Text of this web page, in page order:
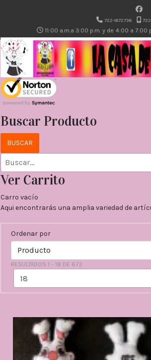
722-1672736
11:00 a.m.a 3:00 p.m. y de 4:00 a 7:00
Buscar Producto
Ver Carrito
Carro vacío
Aqui encontrarás una amplia variedad de
Ordenar por
RESULTADOS 1 - 18 DE 672